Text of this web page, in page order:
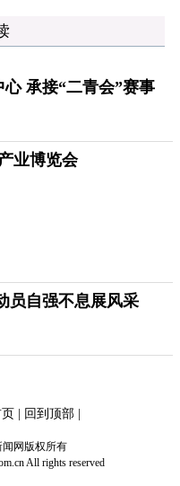
承接“二青会”赛事
业博览会
员自强不息展风采
| 回到顶部|
网版权所有
All rights reserved